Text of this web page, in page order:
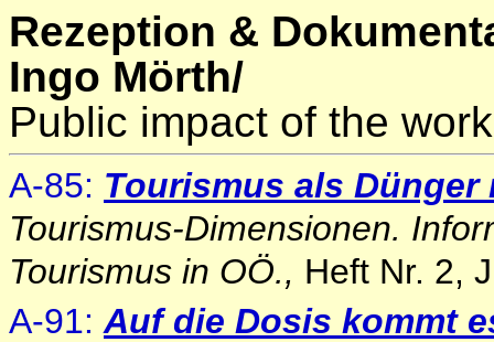
Rezeption &
Ingo Mörth/
Public impact of the
A-85: Tourismus als
Tourismus-Dimensionen.
Tourismus in OÖ., Heft Nr. 2,
A-91: Auf die Dosis kommt